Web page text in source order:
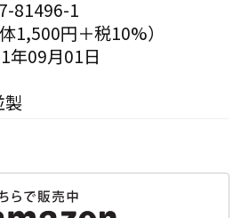
81496-1
1,500円＋税10%）
年09月01日
製